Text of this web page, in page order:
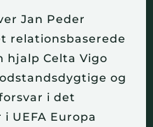
Jan Peder
relationsbaserede
hjalp Celta Vigo
og
i det
UEFA Europa